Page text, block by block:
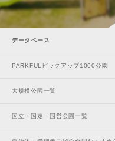
データベース
PARKFULピックアップ1000公園
大規模公園一覧
国立・国定・国営公園一覧